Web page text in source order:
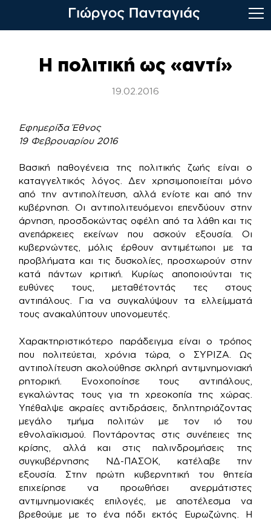
Η πολιτική ως «αντί»
19.02.2016
Εφημερίδα Έθνος
19 Φεβρουαρίου 2016
Βασική παθογένεια της πολιτικής ζωής είναι ο
καταγγελτικός λόγος. Δεν χρησιμοποιείται μόνο
από την αντιπολίτευση, αλλά ενίοτε και από την
κυβέρνηση. Οι αντιπολιτευόμενοι επενδύουν στην
άρνηση, προσδοκώντας οφέλη από τα λάθη και τις
ανεπάρκειες εκείνων που ασκούν εξουσία. Οι
κυβερνώντες, μόλις έρθουν αντιμέτωποι με τα
προβλήματα και τις δυσκολίες, προσχωρούν στην
κατά πάντων κριτική. Κυρίως αποποιούνται τις
ευθύνες τους, μεταθέτοντάς τες στους
αντιπάλους. Για να συγκαλύψουν τα ελλείμματά
τους ανακαλύπτουν υπονομευτές.
Χαρακτηριστικότερο παράδειγμα είναι ο τρόπος
που πολιτεύεται, χρόνια τώρα, ο ΣΥΡΙΖΑ. Ως
αντιπολίτευση ακολούθησε σκληρή αντιμνημονιακή
ρητορική. Ενοχοποίησε τους αντιπάλους,
εγκαλώντας τους για τη χρεοκοπία της χώρας.
Υπέθαλψε ακραίες αντιδράσεις, δηλητηριάζοντας
μεγάλο τμήμα πολιτών με τον ιό του
εθνολαϊκισμού. Ποντάροντας στις συνέπειες της
κρίσης, αλλά και στις παλινδρομήσεις της
συγκυβέρνησης ΝΔ-ΠΑΣΟΚ, κατέλαβε την
εξουσία. Στην πρώτη κυβερνητική του θητεία
επιχείρησε να προωθήσει ανερμάτιστες
αντιμνημονιακές επιλογές, με αποτέλεσμα να
βρεθούμε με το ένα πόδι εκτός Eυρωζώνης. Η